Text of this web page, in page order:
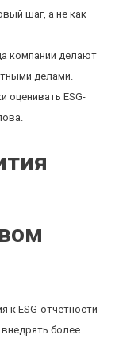
шаг, а не как
компании делают
делами.
оценивать ESG-
к ESG-отчетности
более